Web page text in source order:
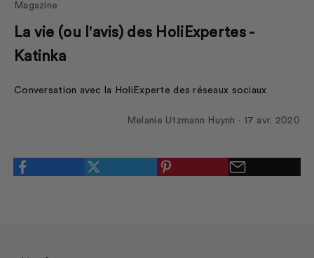
Magazine
La vie (ou l'avis) des HoliExpertes -
Katinka
Conversation avec la HoliExperte des réseaux sociaux
Melanie Utzmann Huynh · 17 avr. 2020